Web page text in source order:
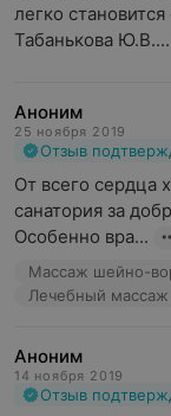
легко
Табанькова Ю.В....
Аноним
25 ноября 2019
Отзыв
От всего сердца
санатория за
Особенно вра...
Массаж шейно-
Лечебный массаж
Аноним
14 ноября 2019
Отзыв